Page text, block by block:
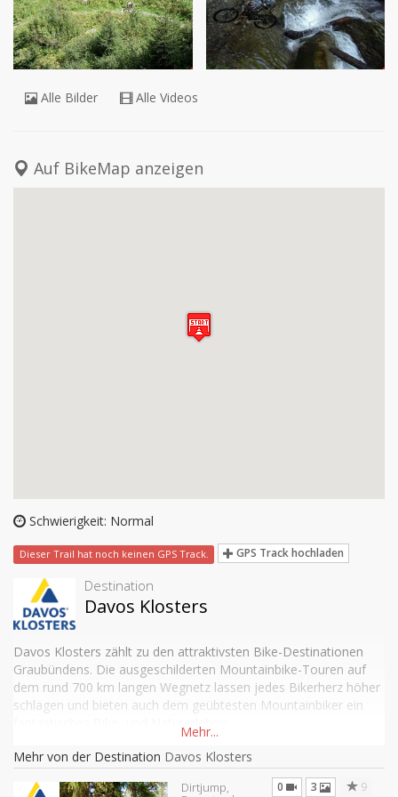
nach davos oder klosters befahren kann.
Achtung: zuerst abklären ob Bikes noch
mitgenommen werden!
Alle Bilder Alle Videos
Auf BikeMap anzeigen
Schwierigkeit: Normal
Dieser Trail hat noch keinen GPS Track. GPS Track hochladen
Destination
Davos Klosters
Davos Klosters zählt zu den attraktivsten Bike-Destinationen
Graubündens. Die ausgeschilderten Mountainbike-Touren auf
dem rund 700 km langen Wegnetz lassen jedes Bikerherz höher
schlagen und bieten auch dem geübtesten Mountainbiker ein
Mehr von der Destination Davos Klosters
Dirtjump,
0 3 9